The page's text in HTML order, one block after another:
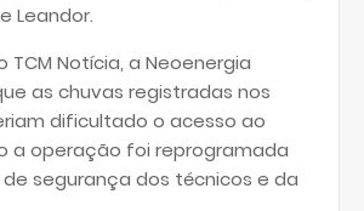
Leandor.
TCM Notícia, a Neoenergia
as chuvas registradas nos
dificultado o acesso ao
a operação foi reprogramada
segurança dos técnicos e da